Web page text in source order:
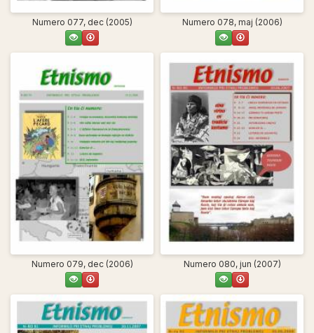
Numero 077, dec (2005) Numero 078, maj (2006)
Numero 079, dec (2006) Numero 080, jun (2007)